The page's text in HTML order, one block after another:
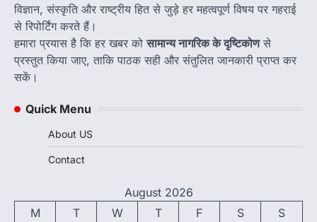
विज्ञान, संस्कृति और राष्ट्रीय हित से जुड़े हर महत्वपूर्ण विषय पर गहराई
से रिपोर्टिंग करते हैं।
हमारा प्रयास है कि हर खबर कोसामान्य नागरिक के दृष्टिकोणसे
प्रस्तुत किया जाए, ताकि पाठक सही और संतुलित जानकारी प्राप्त कर
सकें।
Quick Menu
About US
Contact
August 2026
M
T W T F S
S